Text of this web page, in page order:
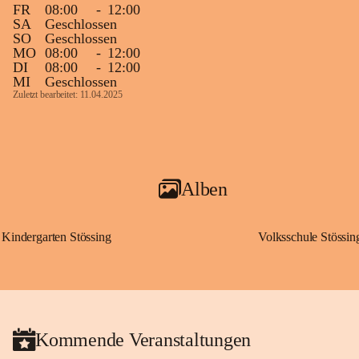
FR
08:00 - 12:00
SA
Geschlossen
SO
Geschlossen
MO 08:00 - 12:00
DI
08:00 - 12:00
MI
Geschlossen
Zuletzt bearbeitet: 11.04.2025
Alben
Kindergarten Stössing Volksschule
Kommende Veranstaltungen